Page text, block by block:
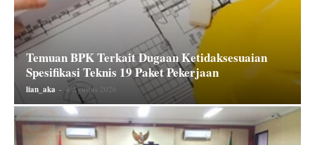
Temuan BPK Terkait Dugaan Ketidaksesuaian
Spesifikasi Teknis 19 Paket Pekerjaan
lian_aka - 4 Agustus 2026